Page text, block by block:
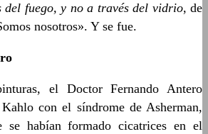
del fuego, y no a través del vidrio, de
nosotros». Y se fue.
el Doctor Fernando Antero
con el síndrome de Asherman,
se habían formado cicatrices en el